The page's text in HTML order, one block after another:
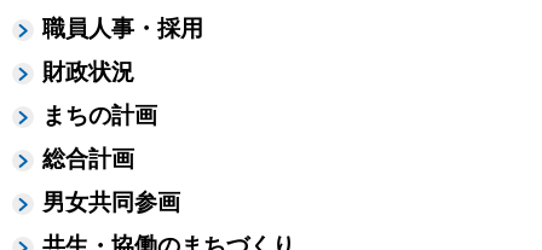
職員人事・採用
財政状況
まちの計画
総合計画
男女共同参画